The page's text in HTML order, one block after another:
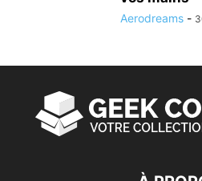
Aerodreams -